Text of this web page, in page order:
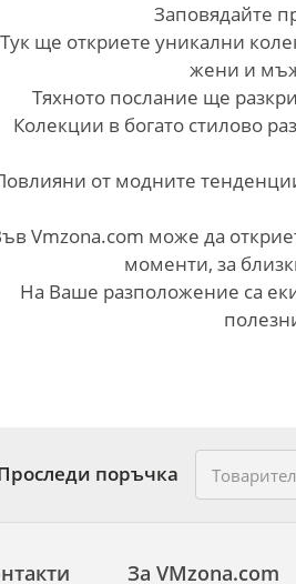
Заповядайте
Tук ще откриете уникални
жени и
Тяхното послание ще
Колекции в богато стилово
от модните
Vmzona.com може да
моменти, за
На Ваше разположение са
поръчка
За VMzona.com